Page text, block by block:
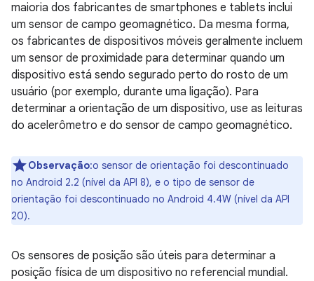
maioria dos fabricantes de smartphones e tablets inclui
um sensor de campo geomagnético. Da mesma forma,
os fabricantes de dispositivos móveis geralmente incluem
um sensor de proximidade para determinar quando um
dispositivo está sendo segurado perto do rosto de um
usuário (por exemplo, durante uma ligação). Para
determinar a orientação de um dispositivo, use as leituras
do acelerômetro e do sensor de campo geomagnético.
Observação:o sensor de orientação foi descontinuado
no Android 2.2 (nível da API 8), e o tipo de sensor de
orientação foi descontinuado no Android 4.4W (nível da API
20).
Os sensores de posição são úteis para determinar a
posição física de um dispositivo no referencial mundial.